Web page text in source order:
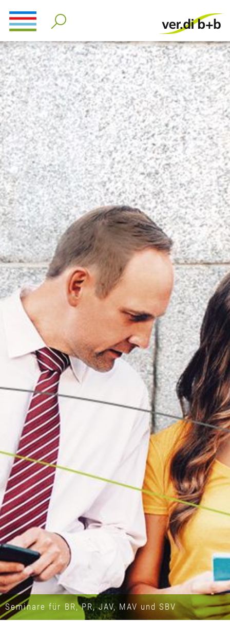
Seminare für BR, PR, JAV, MAV und SBV